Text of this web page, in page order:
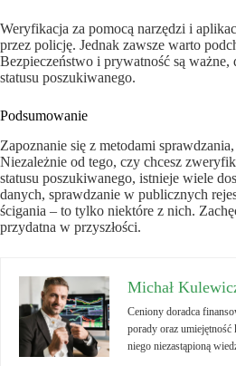
Weryfikacja za pomocą narzędzi i
przez policję. Jednak zawsze warto
Bezpieczeństwo i prywatność są
statusu poszukiwanego.
Podsumowanie
Zapoznanie się z metodami
Niezależnie od tego, czy chcesz
statusu poszukiwanego, istnieje wiele
danych, sprawdzanie w publicznych
ścigania – to tylko niektóre z nich.
przydatna w przyszłości.
Michał
Ceniony doradca
porady oraz
niego niezastąpioną